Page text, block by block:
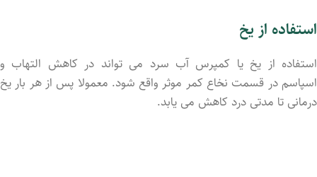
استفاده از یخ
استفاده از یخ یا کمپرس آب سرد می تواند در کاهش التهاب و
اسپاسم در قسمت نخاع کمر موثر واقع شود. معمولا پس از هر بار یخ
درمانی تا مدتی درد کاهش می یابد.